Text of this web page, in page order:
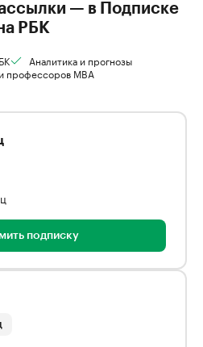
— в Подписке
РБК
Аналитика и прогнозы
профессоров MBA
подписку